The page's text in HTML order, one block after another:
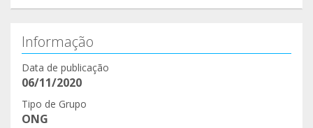
Informação
Data de publicação
06/11/2020
Tipo de Grupo
ONG